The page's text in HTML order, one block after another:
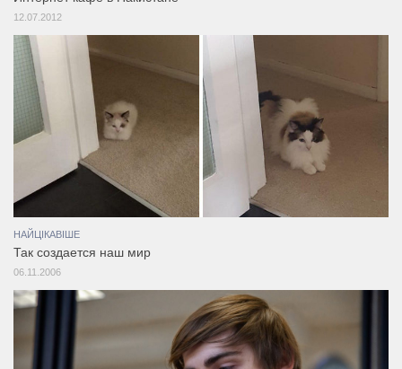
12.07.2012
НАЙЦІКАВІШЕ
Так создается наш мир
06.11.2006